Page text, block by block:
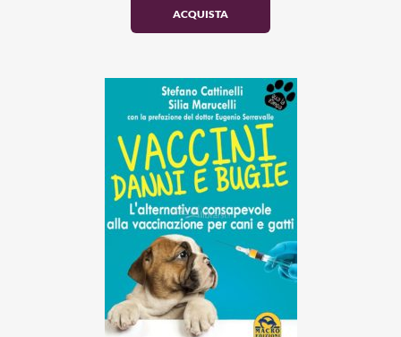
ACQUISTA